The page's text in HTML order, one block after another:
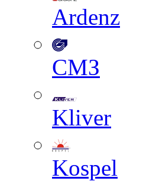
Ardenz
СМЗ
Kliver
Kospel